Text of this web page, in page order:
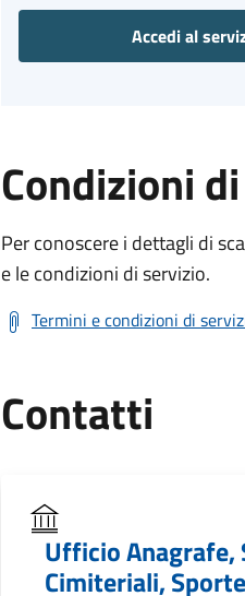
Accedi al
Condizioni
Per conoscere i dettagli di
e le condizioni di servizio.
Termini e condizioni di
Contatti
Ufficio Anagrafe,
Cimiteriali,